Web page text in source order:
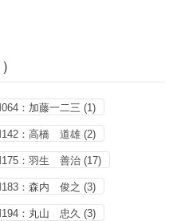
：加藤一二三 (1)
：高橋 道雄 (2)
：羽生 善治 (17)
：森内 俊之 (3)
：丸山 忠久 (3)